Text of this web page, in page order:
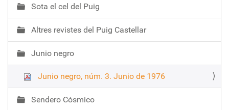
N
a
v
e
g
a
ó
Sota el cel del Puig
Altres revistes del Puig Castellar
Junio negro
Junio negro, núm. 3. Junio de 1976
Sendero Cósmico